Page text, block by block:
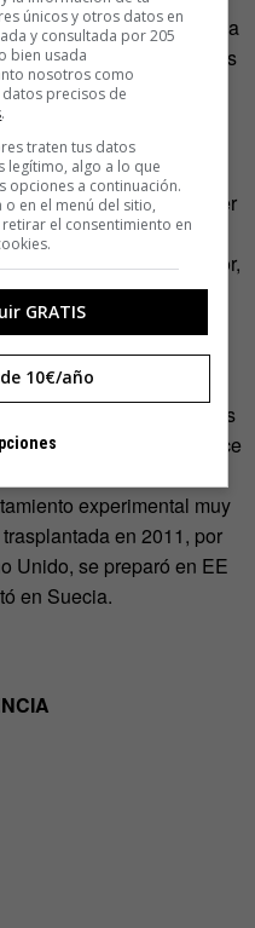
y que se ha puesto la
tipo de técnicas en otras
trabajando para
introducir en la práctica
2011, en realizó el primer
sintética, que se
Como en el caso anterior,
del propio paciente
posibilidad de utilizar
los tiempos de espera
de un donante. De
como muestran los
trasplantada hace
experimental muy
en 2011, por
Unido, se preparó en EE
en Suecia.
únicos y otros datos en
y consultada por 205
bien usada
nosotros como
precisos de
.
traten tus datos
legítimo, algo a lo que
opciones a continuación.
en el menú del sitio,
el consentimiento en
GRATIS
10€/año